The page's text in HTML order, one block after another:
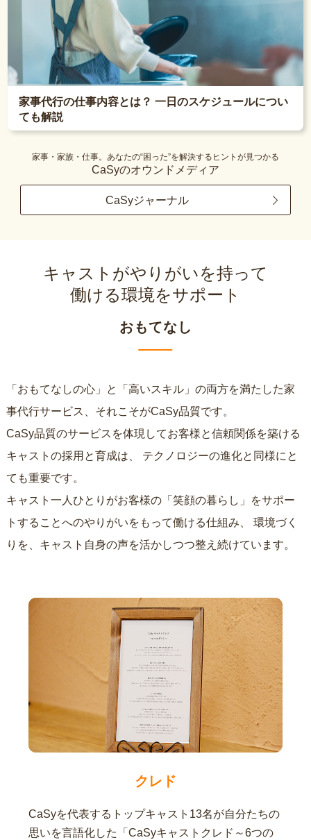
家事代行の仕事内容とは？ 一日のスケジュールについ
ても解説
家事・家族・仕事。あなたの“困った”を解決するヒントが見つかる
CaSyのオウンドメディア
CaSyジャーナル
キャストがやりがいを持って
働ける環境をサポート
おもてなし
「おもてなしの心」と「高いスキル」の両方を満たした家
事代行サービス、それこそがCaSy品質です。
CaSy品質のサービスを体現してお客様と信頼関係を築ける
キャストの採用と育成は、
ても重要です。
キャスト一人ひとりがお客様の「笑顔の暮らし」をサポー
トすることへのやりがいをもって働ける仕組み、
りを、キャスト自身の声を活かしつつ整え続けています。
クレド
CaSyを代表するトップキャスト13名が自分たちの
思いを言語化した「CaSyキャストクレド～6つの